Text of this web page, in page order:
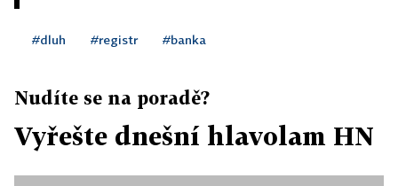
#dluh #registr #banka
Nudíte se na poradě?
Vyřešte dnešní hlavolam HN